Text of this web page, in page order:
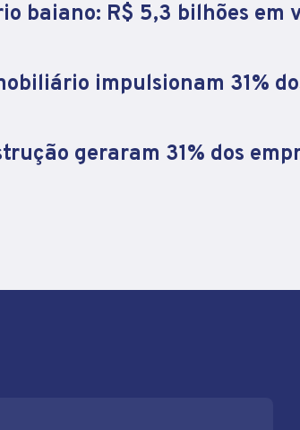
baiano: R$ 5,3 bilhões
impulsionam 31%
geraram 31% dos